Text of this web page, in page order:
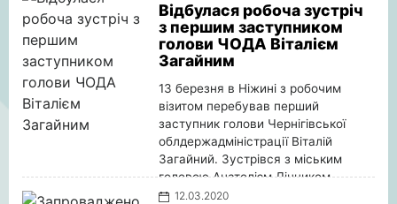
Відбулася робоча зустріч
з першим заступником
голови ЧОДА Віталієм
Загайним
13 березня в Ніжині з робочим
візитом перебував перший
заступник голови Чернігівської
облдержадміністрації Віталій
Загайний. Зустрівся з міським
головою Анатолієм Лінником,
першим заступником міського
12.03.2020